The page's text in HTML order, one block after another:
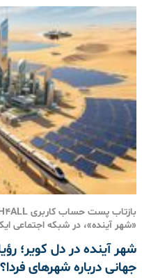
«شهر آینده»، در شبکه اجتماعی
شهر آینده در دل کویر؛
جهانی درباره شهرهای فردا؟